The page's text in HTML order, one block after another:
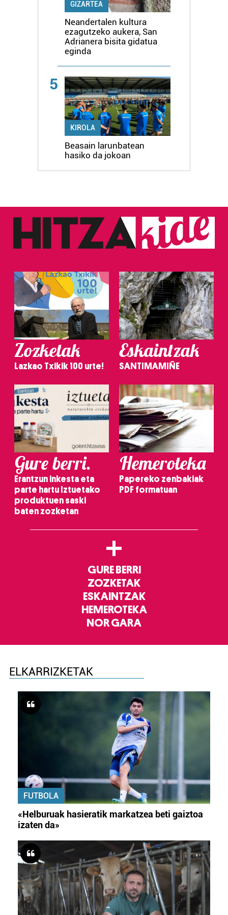
GIZARTEA
Neandertalen kultura
ezagutzeko aukera, San
Adrianera bisita gidatua
eginda
5
KIROLA
Beasain larunbatean
hasiko da jokoan
Zozketak
Lazkao Txikik 100 urte!
Eskaintzak
SANTIMAMIÑE
Gure berri.
Erantzun inkesta eta
parte hartu Iztuetako
produktuen saski
baten zozketan
Hemeroteka
Papereko zenbakiak
PDF formatuan
+
GURE BERRI
ZOZKETAK
ESKAINTZAK
HEMEROTEKA
NOR GARA
ELKARRIZKETAK
FUTBOLA
«Helburuak hasieratik markatzea beti gaiztoa
izaten da»